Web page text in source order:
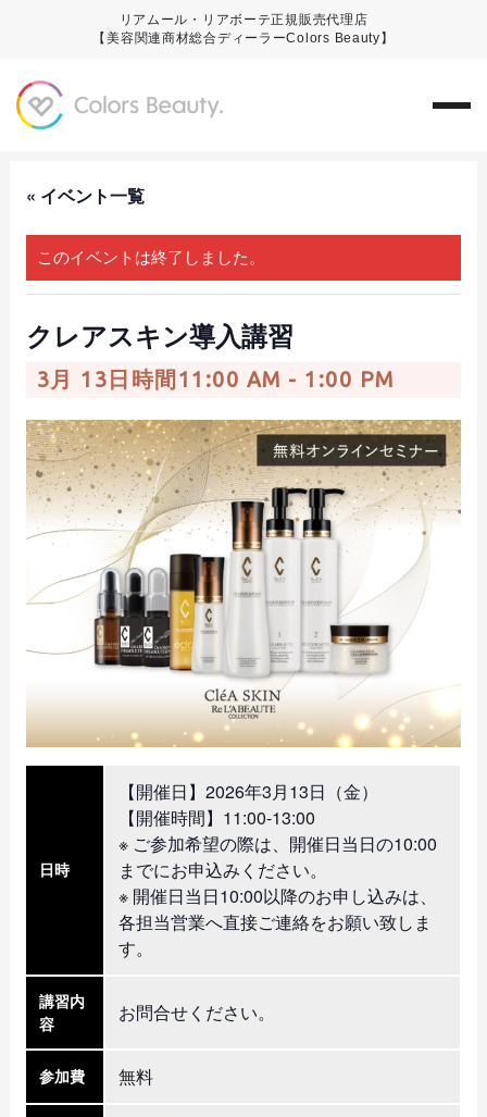
リアムール・リアボーテ正規販売代理店
【美容関連商材総合ディーラーColors Beauty】
« イベント一覧
このイベントは終了しました。
クレアスキン導入講習
3月 13日時間11:00 AM - 1:00 PM
日時
【開催日】2026年3月13日（金）
【開催時間】11:00-13:00
※ ご参加希望の際は、開催日当日の10:00
までにお申込みください。
※ 開催日当日10:00以降のお申し込みは、
各担当営業へ直接ご連絡をお願い致しま
す。
講習内
容
お問合せください。
参加費 無料